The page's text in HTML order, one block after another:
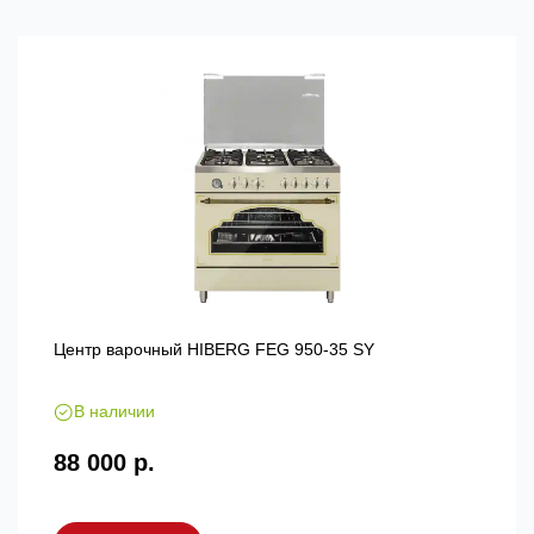
Центр варочный HIBERG FEG 950-35 SY
В наличии
88 000 р.